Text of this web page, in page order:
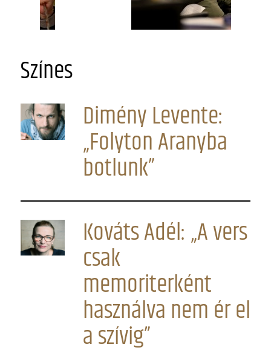
Színes
Dimény Levente:
„Folyton Aranyba
botlunk”
Kováts Adél: „A vers
csak
memoriterként
használva nem ér el
a szívig”